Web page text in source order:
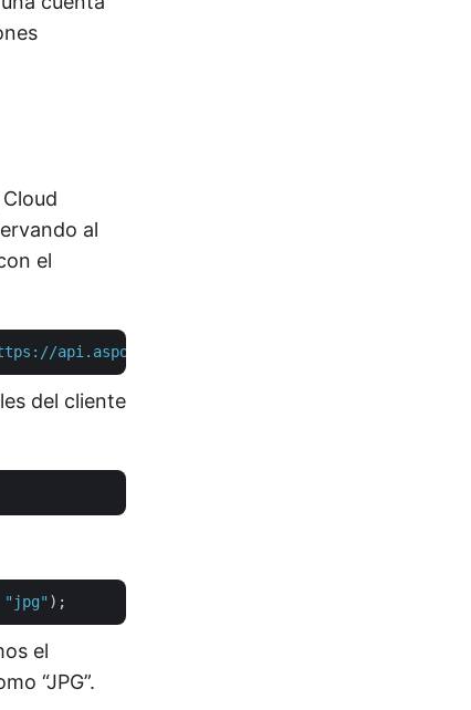
al
el
api.aspose.cloud"
del cliente
"jpg"
el
“JPG”.